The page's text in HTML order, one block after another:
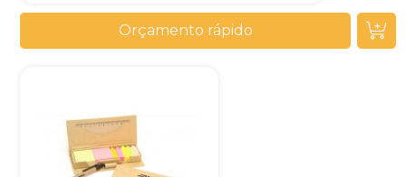
Orçamento rápido